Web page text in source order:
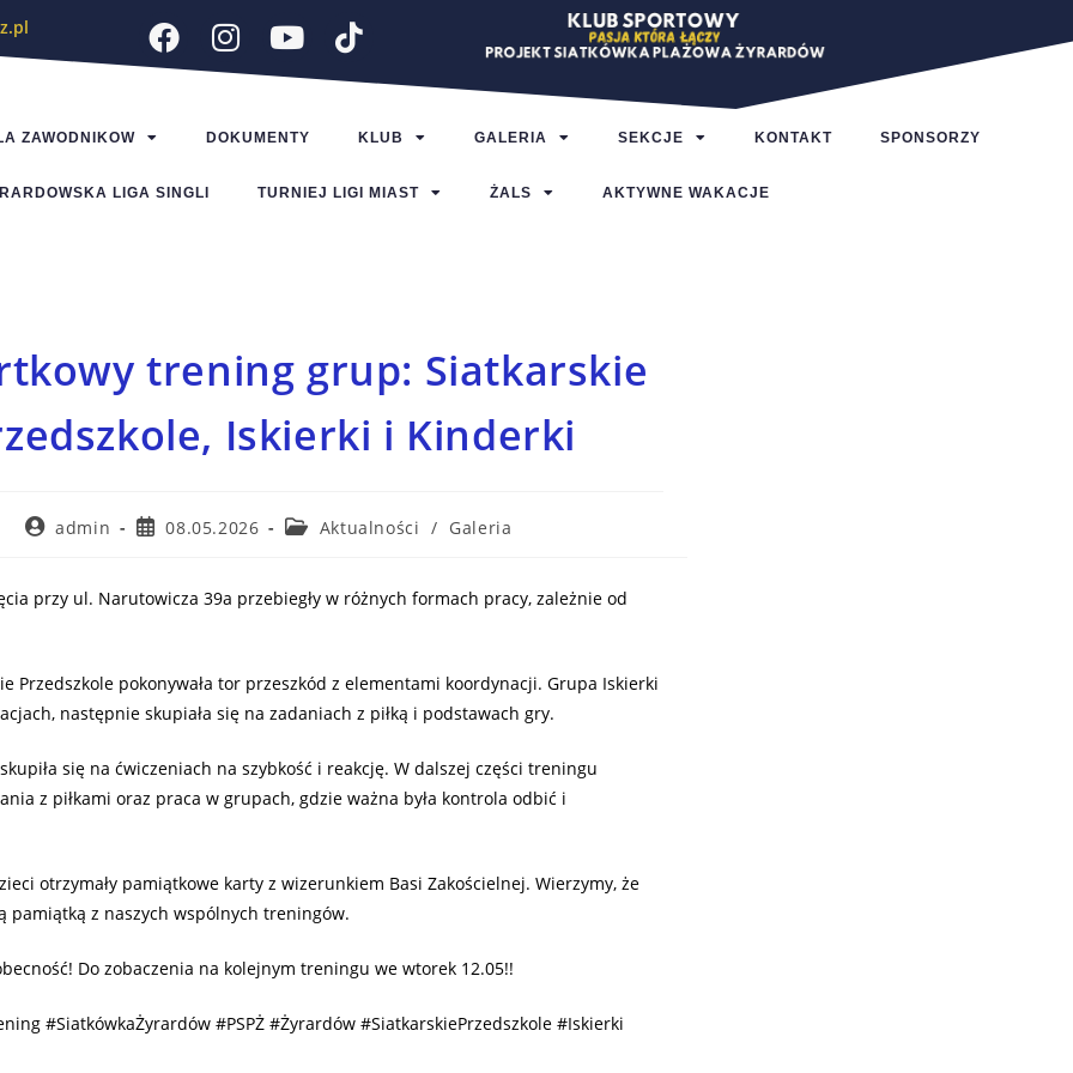
ZAWODNIKOW DOKUMENTY KLUB GALERIA SEKCJE KONTAKT SPONSORZY
LIGA SINGLI TURNIEJ LIGI MIAST ŻALS AKTYWNE WAKACJE
trening grup: Siatkarskie
Iskierki i Kinderki
admin 08.05.2026 Aktualności / Galeria
przy ul. Narutowicza 39a przebiegły w różnych formach pracy, zależnie od
Przedszkole pokonywała tor przeszkód z elementami koordynacji. Grupa Iskierki
następnie skupiała się na zadaniach z piłką i podstawach gry.
się na ćwiczeniach na szybkość i reakcję. W dalszej części treningu
z piłkami oraz praca w grupach, gdzie ważna była kontrola odbić i
otrzymały pamiątkowe karty z wizerunkiem Basi Zakościelnej. Wierzymy, że
pamiątką z naszych wspólnych treningów.
Do zobaczenia na kolejnym treningu we wtorek 12.05!!
#SiatkówkaŻyrardów #PSPŻ #Żyrardów #SiatkarskiePrzedszkole #Iskierki